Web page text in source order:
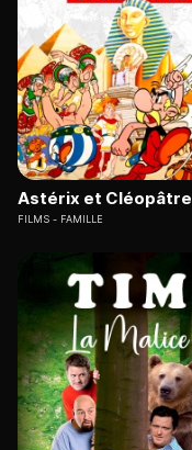
Astérix et Cléopâtre
FILMS FAMILLE